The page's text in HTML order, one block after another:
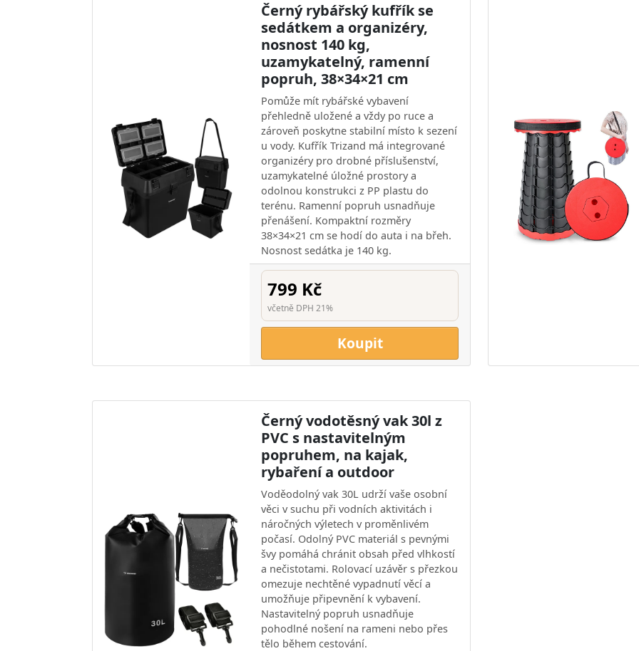
Černý rybářský kufřík se
sedátkem a organizéry,
nosnost 140 kg,
uzamykatelný, ramenní
popruh, 38×34×21 cm
Pomůže mít rybářské vybavení
přehledně uložené a vždy po ruce a
zároveň poskytne stabilní místo k sezení
u vody. Kufřík Trizand má integrované
organizéry pro drobné příslušenství,
uzamykatelné úložné prostory a
odolnou konstrukci z PP plastu do
terénu. Ramenní popruh usnadňuje
přenášení. Kompaktní rozměry
38×34×21 cm se hodí do auta i na břeh.
Nosnost sedátka je 140 kg.
799 Kč
včetně DPH 21%
Koupit
Černý vodotěsný vak 30l z
PVC s nastavitelným
popruhem, na kajak,
rybaření a outdoor
Voděodolný vak 30L udrží vaše osobní
věci v suchu při vodních aktivitách i
náročných výletech v proměnlivém
počasí. Odolný PVC materiál s pevnými
švy pomáhá chránit obsah před vlhkostí
a nečistotami. Rolovací uzávěr s přezkou
omezuje nechtěné vypadnutí věcí a
umožňuje připevnění k vybavení.
Nastavitelný popruh usnadňuje
pohodlné nošení na rameni nebo přes
tělo během cestování.